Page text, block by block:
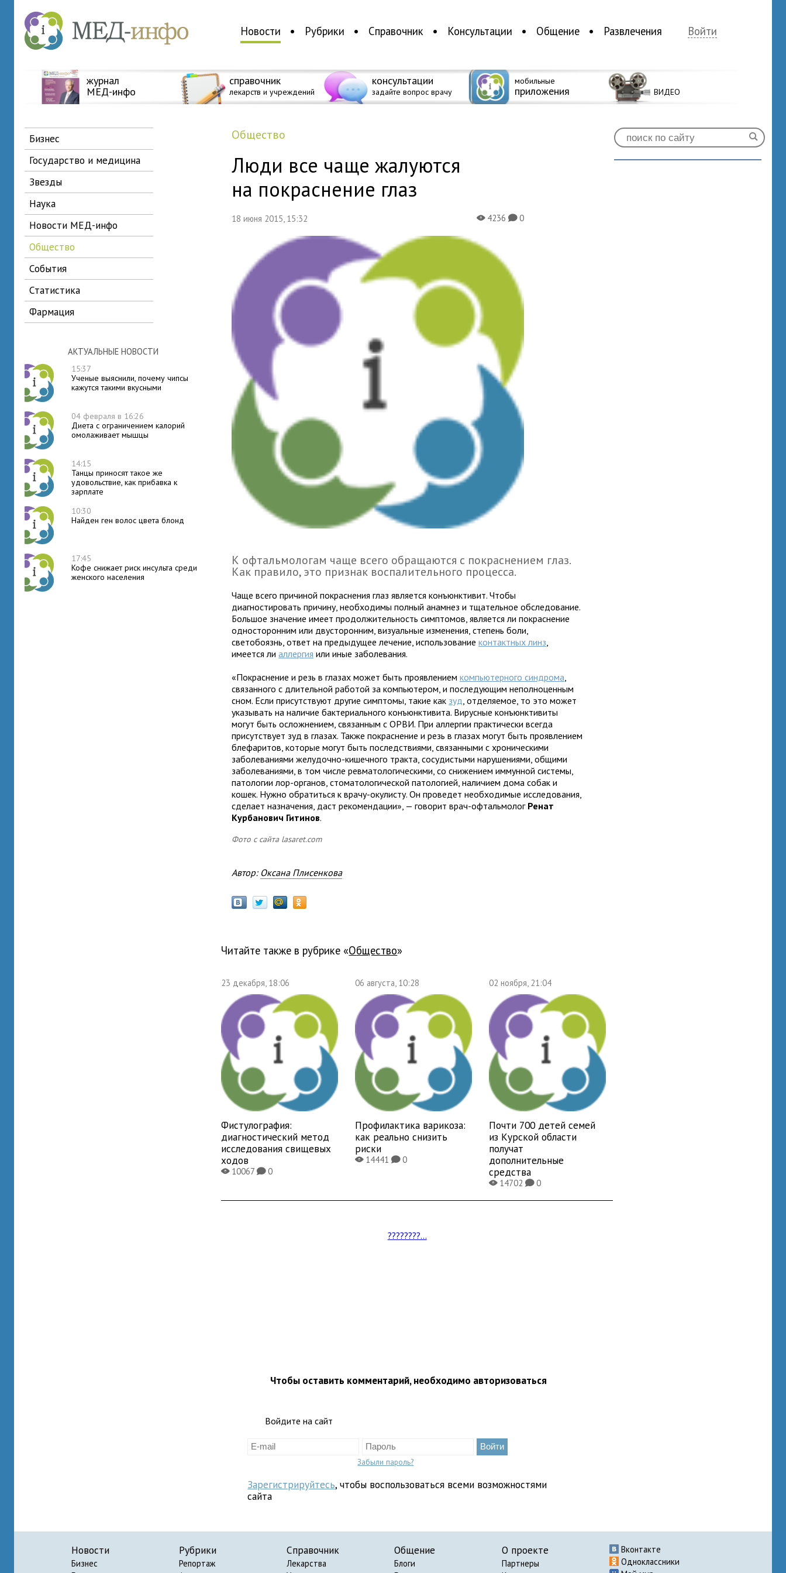
Новости Рубрики Справочник Консультации Общение Развлечения Войти
журнал
МЕД-инфо
справочник
лекарств и учреждений
консультации
задайте вопрос врачу
мобильные
приложения ВИДЕО
бизнес
государство и медицина
звезды
наука
новости МЕД-инфо
общество
события
статистика
фармация
АКТУАЛЬНЫЕ НОВОСТИ
15:37
Ученые выяснили, почему чипсы
кажутся такими вкусными
04 февраля в 16:26
Диета с ограничением калорий
омолаживает мышцы
14:15
Танцы приносят такое же
удовольствие, как прибавка к
зарплате
10:30
Найден ген волос цвета блонд
17:45
Кофе снижает риск инсульта среди
женского населения
общество
Люди все чаще жалуются
на покраснение глаз
18 июня 2015, 15:32 X4236K0
К офтальмологам чаще всего обращаются с покраснением глаз.
Как правило, это признак воспалительного процесса.
Чаще всего причиной покраснения глаз является конъюнктивит. Чтобы
диагностировать причину, необходимы полный анамнез и тщательное обследование.
Большое значение имеет продолжительность симптомов, является ли покраснение
односторонним или двусторонним, визуальные изменения, степень боли,
светобоязнь, ответ на предыдущее лечение, использованиеконтактных линз,
имеется лиаллергия или иные заболевания.
«Покраснение и резь в глазах может быть проявлениемкомпьютерного синдрома,
связанного с длительной работой за компьютером, и последующим неполноценным
сном. Если присутствуют другие симптомы, такие как зуд, отделяемое, то это может
указывать на наличие бактериального конъюнктивита. Вирусные конъюнктивиты
могут быть осложнением, связанным с ОРВИ. При аллергии практически всегда
присутствует зуд в глазах. Также покраснение и резь в глазах могут быть проявлением
блефаритов, которые могут быть последствиями, связанными с хроническими
заболеваниями желудочно-кишечного тракта, сосудистыми нарушениями, общими
заболеваниями, в том числе ревматологическими, со снижением иммунной системы,
патологии лор-органов, стоматологической патологией, наличием дома собак и
кошек. Нужно обратиться к врачу-окулисту. Он проведет необходимые исследования,
сделает назначения, даст рекомендации», — говорит врач-офтальмолог Ренат
Курбанович Гитинов.
Фото с сайта lasaret.com
Автор: Оксана Плисенкова
Читайте также в рубрике « общество»
23 декабря, 18:06
Фистулография:
диагностический метод
исследования свищевых
ходов
X10067K0
06 августа, 10:28
Профилактика варикоза:
как реально снизить
риски
X14441K0
02 ноября, 21:04
Почти 700 детей семей
из Курской области
получат
дополнительные
средства
X14702K0
????????...
Чтобы оставить комментарий, необходимо авторизоваться
Войдите на сайт
Забыли пароль?
Зарегистрируйтесь, чтобы воспользоваться всеми возможностями
сайта
Новости
Бизнес
Рубрики
Репортаж
Справочник
Лекарства
Общение
Блоги
О проекте
Партнеры
Вконтакте
Одноклассники